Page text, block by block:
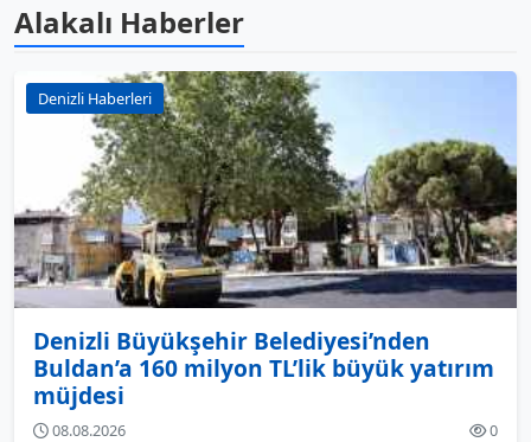
Alakalı Haberler
Denizli Haberleri
Denizli Büyükşehir Belediyesi’nden
Buldan’a 160 milyon TL’lik büyük yatırım
müjdesi
08.08.2026 0